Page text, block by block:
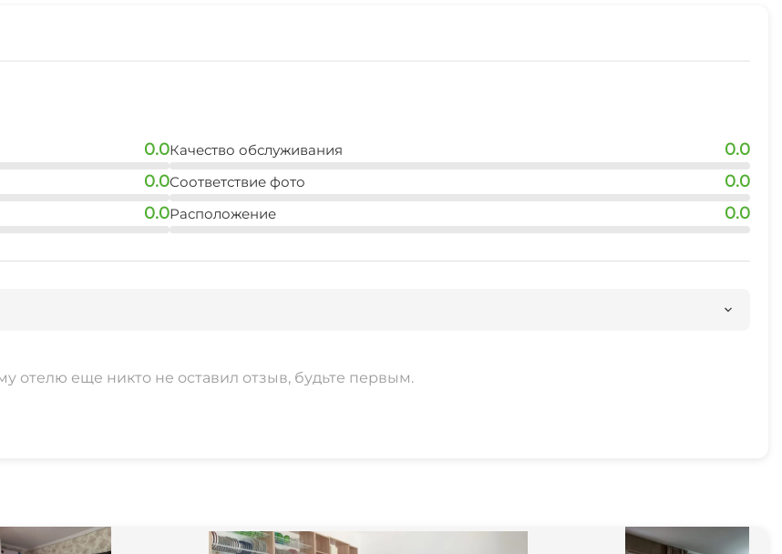
0.0
0.0
0.0
Качество обслуживания 0.0
Соответствие фото 0.0
Расположение 0.0
отелю еще никто не оставил отзыв, будьте первым.